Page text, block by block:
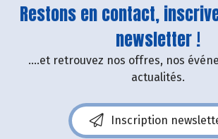
Restons en contact,
newsletter !
....et retrouvez nos offres, nos
actualités.
Inscription